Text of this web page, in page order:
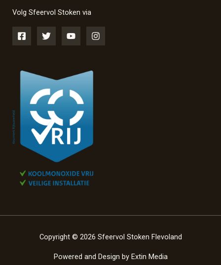
Volg Sfeervol Stoken via
Copyright © 2026 Sfeervol Stoken Flevoland
Powered and Design by Extin Media